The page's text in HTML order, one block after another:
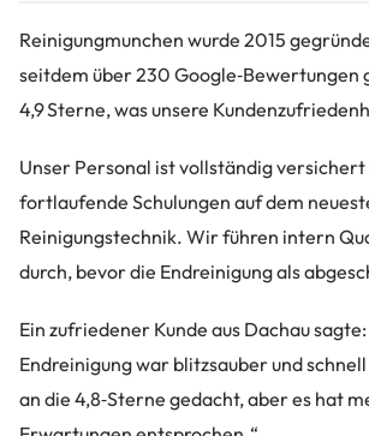
Reinigungmunchen wurde 2015
seitdem über 230 Google‑Bewertungen
4,9 Sterne, was unsere
Unser Personal ist vollständig versichert
fortlaufende Schulungen auf dem
Reinigungstechnik. Wir führen intern
durch, bevor die Endreinigung als
Ein zufriedener Kunde aus Dachau sagte:
Endreinigung war blitzsauber und
an die 4,8‑Sterne gedacht, aber es hat